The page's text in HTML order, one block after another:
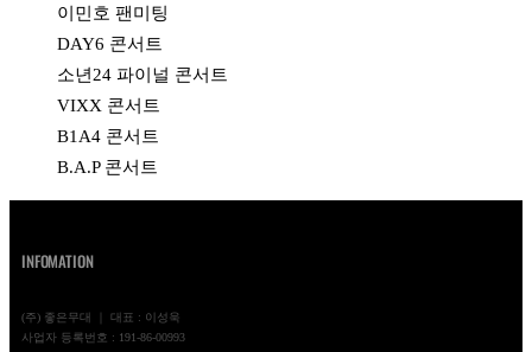
이민호 팬미팅
DAY6 콘서트
소년24 파이널 콘서트
VIXX 콘서트
B1A4 콘서트
B.A.P 콘서트
INFOMATION
(주) 좋은무대 ｜ 대표 : 이성욱
사업자 등록번호 : 191-86-00993